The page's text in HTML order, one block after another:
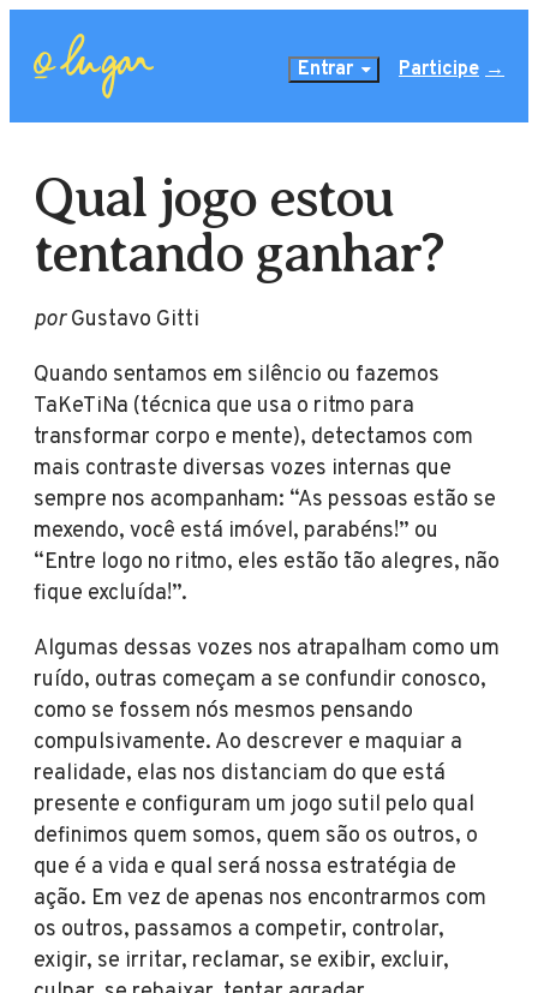
Entrar Participe
Qual jogo estou
tentando ganhar?
porGustavo Gitti
Quando sentamos em silêncio ou fazemos
TaKeTiNa (técnica que usa o ritmo para
transformar corpo e mente), detectamos com
mais contraste diversas vozes internas que
sempre nos acompanham: “As pessoas estão se
mexendo, você está imóvel, parabéns!” ou
“Entre logo no ritmo, eles estão tão alegres, não
fique excluída!”.
Algumas dessas vozes nos atrapalham como um
ruído, outras começam a se confundir conosco,
como se fossem nós mesmos pensando
compulsivamente. Ao descrever e maquiar a
realidade, elas nos distanciam do que está
presente e configuram um jogo sutil pelo qual
definimos quem somos, quem são os outros, o
que é a vida e qual será nossa estratégia de
ação. Em vez de apenas nos encontrarmos com
os outros, passamos a competir, controlar,
exigir, se irritar, reclamar, se exibir, excluir,